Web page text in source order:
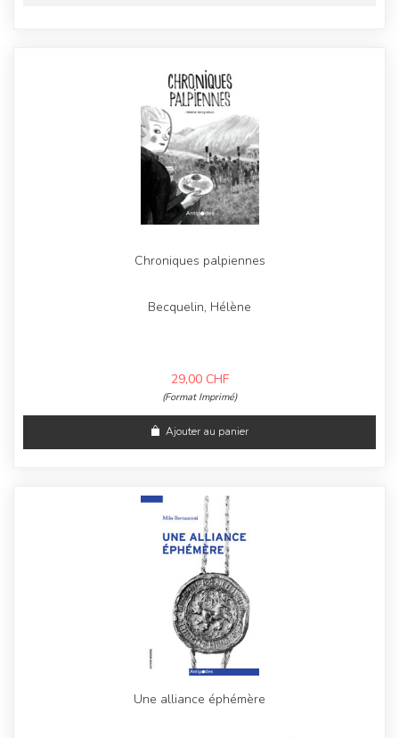
Chroniques palpiennes
Becquelin, Hélène
29,00 CHF
(Format Imprimé)
Ajouter au panier
Une alliance éphémère